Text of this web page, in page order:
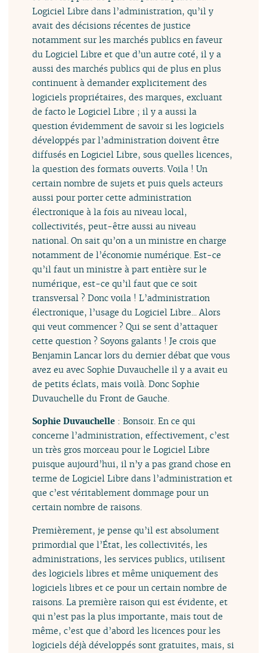
Logiciel Libre dans l’administration, qu’il y
avait des décisions récentes de justice
notamment sur les marchés publics en faveur
du Logiciel Libre et que d’un autre coté, il y a
aussi des marchés publics qui de plus en plus
continuent à demander explicitement des
logiciels propriétaires, des marques, excluant
de facto le Logiciel Libre ; il y a aussi la
question évidemment de savoir si les logiciels
développés par l’administration doivent être
diffusés en Logiciel Libre, sous quelles licences,
la question des formats ouverts. Voila ! Un
certain nombre de sujets et puis quels acteurs
aussi pour porter cette administration
électronique à la fois au niveau local,
collectivités, peut-être aussi au niveau
national. On sait qu’on a un ministre en charge
notamment de l’économie numérique. Est-ce
qu’il faut un ministre à part entière sur le
numérique, est-ce qu’il faut que ce soit
transversal ? Donc voila ! L’administration
électronique, l’usage du Logiciel Libre... Alors
qui veut commencer ? Qui se sent d’attaquer
cette question ? Soyons galants ! Je crois que
Benjamin Lancar lors du dernier débat que vous
avez eu avec Sophie Duvauchelle il y a avait eu
de petits éclats, mais voilà. Donc Sophie
Duvauchelle du Front de Gauche.
Sophie Duvauchelle : Bonsoir. En ce qui
concerne l’administration, effectivement, c’est
un très gros morceau pour le Logiciel Libre
puisque aujourd’hui, il n’y a pas grand chose en
terme de Logiciel Libre dans l’administration et
que c’est véritablement dommage pour un
certain nombre de raisons.
Premièrement, je pense qu’il est absolument
primordial que l’État, les collectivités, les
administrations, les services publics, utilisent
des logiciels libres et même uniquement des
logiciels libres et ce pour un certain nombre de
raisons. La première raison qui est évidente, et
qui n’est pas la plus importante, mais tout de
même, c’est que d’abord les licences pour les
logiciels déjà développés sont gratuites, mais, si